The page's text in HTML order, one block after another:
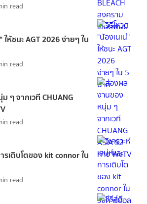
read
ให้ชนะ AGT 2026 ง่ายๆ ใน
read
ๆ จากเวที CHUANG
read
รเติบโตของ kit connor ใน
read